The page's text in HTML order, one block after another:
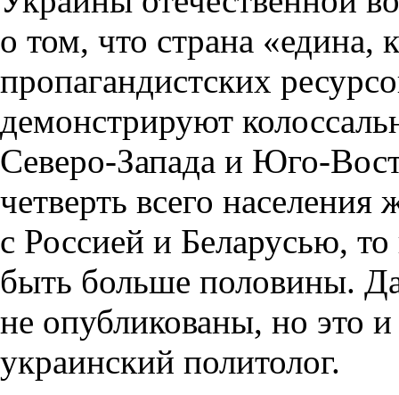
о том, что страна «едина,
пропагандистских
демонстрируют
Северо-Запада и Юго-
четверть всего
с Россией и Беларусью,
быть больше половины.
не опубликованы, но это
украинский политолог.